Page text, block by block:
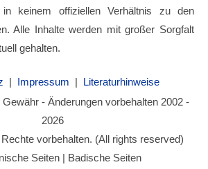
keinem offiziellen Verhältnis zu den
Alle Inhalte werden mit großer Sorgfalt
gehalten.
| Impressum | Literaturhinweise
- Änderungen vorbehalten 2002 -
2026
vorbehalten. (All rights reserved)
Seiten | Badische Seiten